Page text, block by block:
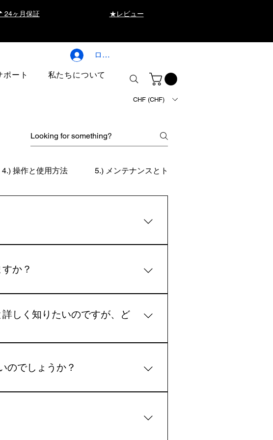
24ヶ月保証 ★レビュー
ログイン
ポート 私たちについて
CHF (CHF)
4.) 操作と使用方法 5.) メンテナンスとトラブルシューティング
：GeckoWiperプラグアンドプレイユニ
の実機レビューと開封動画
ビュー（韓国語）The Ioniq Guyによる
か？
サイト内の各製品ページでご確認いただけ
ンストール手順、互換性、および実際の
しく知りたいのですが、ど
かしましょう。この革新的な特許取得済
体をご案内します。GeckoWiperブログに
トとガイド顧客体験ニュースと今後の展
のでしょうか？
のためにリアワイパーを取り外していま
方視界機能を回復させます。このシステ